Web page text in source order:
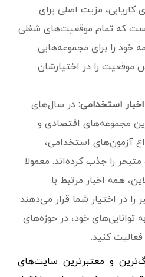
کاریابی، مزیت اصلی برای
که تمام موقعیت‌های شغلی
خود را برای مجموعه‌هایی
موقعیت را در اختیارشان
استخدامی:در سال‌های
مجموعه‌های اقتصادی و
آزمون‌های استخدامی،
را جذب کرده‌اند. معمولا
همه اخبار مرتبط با
در اختیار شما قرار می‌دهند
توانایی‌های خود، در حوزه‌های
کنید.
و معتبرترین سایت‌های